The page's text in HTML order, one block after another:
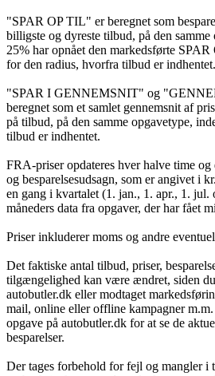
"SPAR OP TIL" er beregnet som
billigste og dyreste tilbud, på den
25% har opnået den markedsførte
for den radius, hvorfra tilbud er indhentet.
"SPAR I GENNEMSNIT" og
beregnet som et samlet gennemsnit af
på tilbud, på den samme opgavetype,
tilbud er indhentet.
FRA-priser opdateres hver halve time
og besparelsesudsagn, som er angivet i
en gang i kvartalet (1. jan., 1. apr., 1. jul.
måneders data fra opgaver, der har fået
Priser inkluderer moms og andre
Det faktiske antal tilbud, priser,
tilgængelighed kan være ændret, siden
autobutler.dk eller modtaget
mail, online eller offline kampagner
opgave på autobutler.dk for at se de
besparelser.
Der tages forbehold for fejl og mangler i